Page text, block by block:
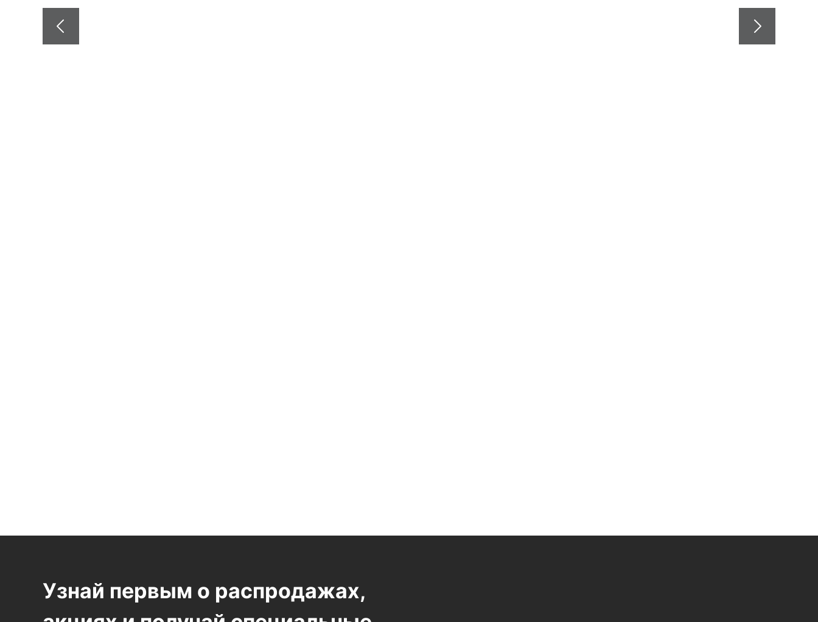
Узнай первым о распродажах,